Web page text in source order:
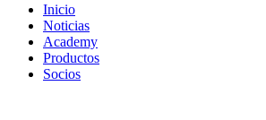
Inicio
Noticias
Academy
Productos
Socios